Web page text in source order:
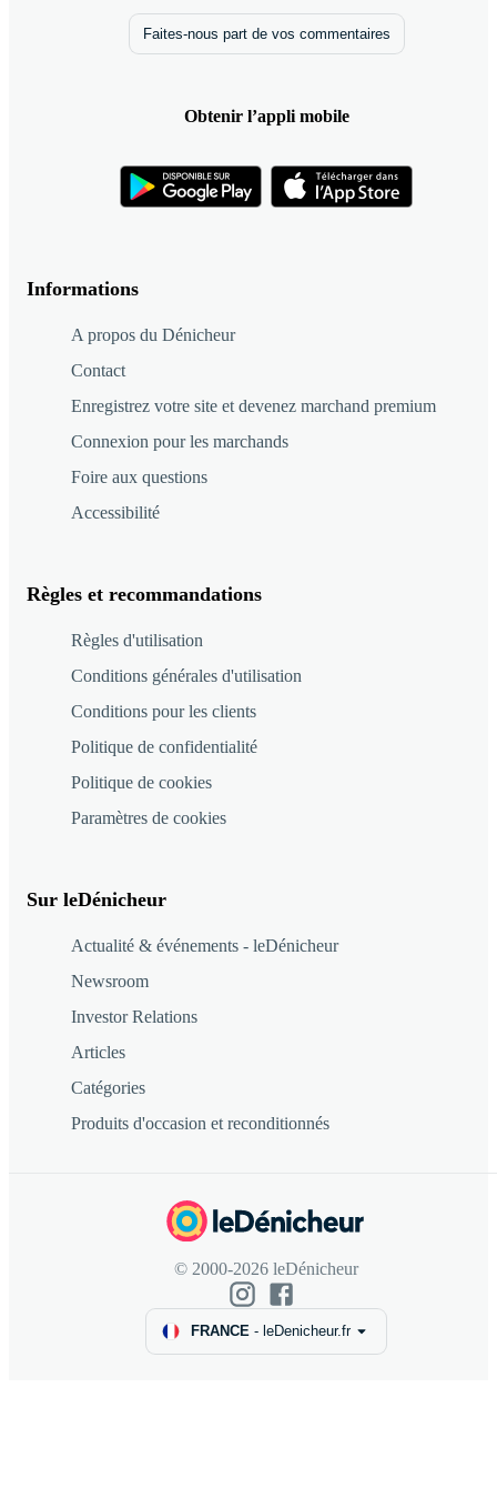
Informations
A propos du Dénicheur
Contact
Enregistrez votre site et devenez marchand premium
Connexion pour les marchands
Foire aux questions
Accessibilité
Règles et recommandations
Règles d'utilisation
Conditions générales d'utilisation
Conditions pour les clients
Politique de confidentialité
Politique de cookies
Paramètres de cookies
Sur leDénicheur
Actualité & événements - leDénicheur
Newsroom
Investor Relations
Articles
Catégories
Produits d'occasion et reconditionnés
Faites-nous part de vos commentaires
Obtenir l’appli mobile
© 2000-2026 leDénicheur
FRANCE - leDenicheur.fr